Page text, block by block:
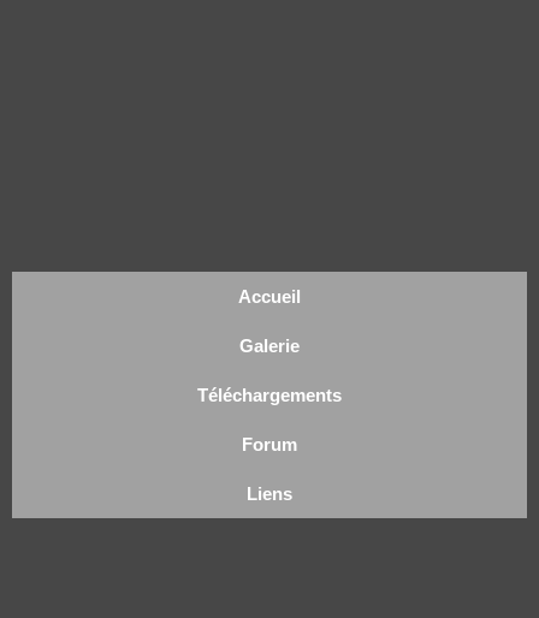
Accueil
Galerie
Téléchargements
Forum
Liens